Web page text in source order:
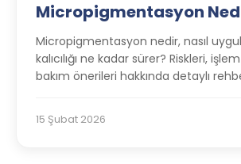
Micropigmentasyon
Micropigmentasyon nedir, nasıl
kalıcılığı ne kadar sürer? Riskleri,
bakım önerileri hakkında detaylı
15 Şubat 2026